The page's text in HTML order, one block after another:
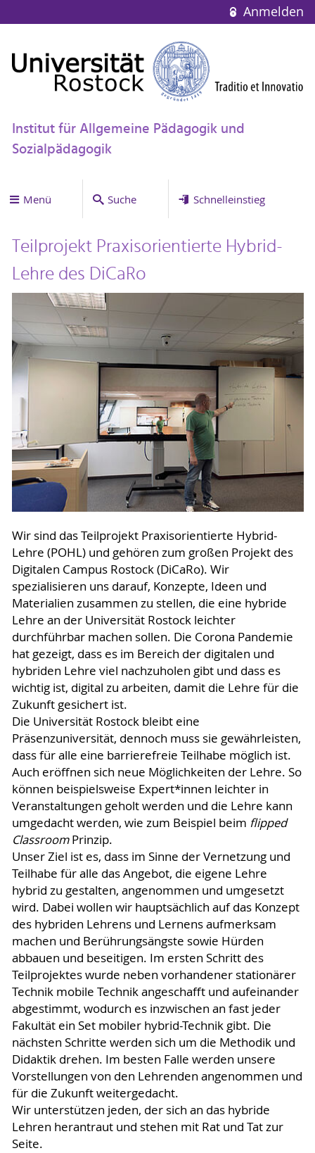
Anmelden
Institut für Allgemeine Pädagogik und
Sozialpädagogik
Menü Suche Schnelleinstieg
Teilprojekt Praxisorientierte Hybrid-
Lehre des DiCaRo
Wir sind das Teilprojekt Praxisorientierte Hybrid-
Lehre (POHL) und gehören zum großen Projekt des
Digitalen Campus Rostock (DiCaRo). Wir
spezialisieren uns darauf, Konzepte, Ideen und
Materialien zusammen zu stellen, die eine hybride
Lehre an der Universität Rostock leichter
durchführbar machen sollen. Die Corona Pandemie
hat gezeigt, dass es im Bereich der digitalen und
hybriden Lehre viel nachzuholen gibt und dass es
wichtig ist, digital zu arbeiten, damit die Lehre für die
Zukunft gesichert ist.
Die Universität Rostock bleibt eine
Präsenzuniversität, dennoch muss sie gewährleisten,
dass für alle eine barrierefreie Teilhabe möglich ist.
Auch eröffnen sich neue Möglichkeiten der Lehre. So
können beispielsweise Expert*innen leichter in
Veranstaltungen geholt werden und die Lehre kann
umgedacht werden, wie zum Beispiel beim flipped
ClassroomPrinzip.
Unser Ziel ist es, dass im Sinne der Vernetzung und
Teilhabe für alle das Angebot, die eigene Lehre
hybrid zu gestalten, angenommen und umgesetzt
wird. Dabei wollen wir hauptsächlich auf das Konzept
des hybriden Lehrens und Lernens aufmerksam
machen und Berührungsängste sowie Hürden
abbauen und beseitigen. Im ersten Schritt des
Teilprojektes wurde neben vorhandener stationärer
Technik mobile Technik angeschafft und aufeinander
abgestimmt, wodurch es inzwischen an fast jeder
Fakultät ein Set mobiler hybrid-Technik gibt. Die
nächsten Schritte werden sich um die Methodik und
Didaktik drehen. Im besten Falle werden unsere
Vorstellungen von den Lehrenden angenommen und
für die Zukunft weitergedacht.
Wir unterstützen jeden, der sich an das hybride
Lehren herantraut und stehen mit Rat und Tat zur
Seite.